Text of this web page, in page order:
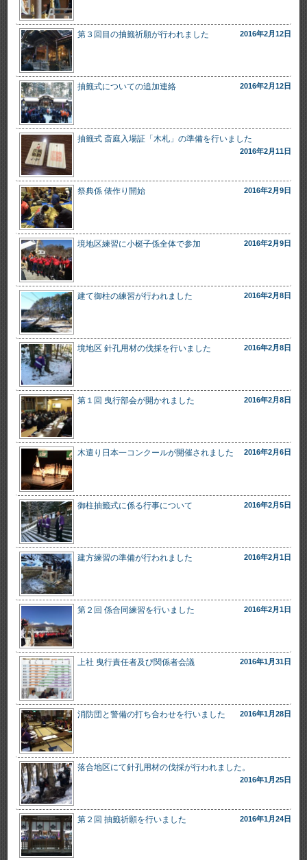
第３回目の抽籤祈願が行われました 2016年2月12日
抽籤式についての追加連絡 2016年2月12日
抽籤式 斎庭入場証「木札」の準備を行いました
2016年2月11日
祭典係 俵作り開始 2016年2月9日
境地区練習に小梃子係全体で参加 2016年2月9日
建て御柱の練習が行われました 2016年2月8日
境地区 針孔用材の伐採を行いました 2016年2月8日
第１回 曳行部会が開かれました 2016年2月8日
木遣り日本一コンクールが開催されました 2016年2月6日
御柱抽籤式に係る行事について 2016年2月5日
建方練習の準備が行われました 2016年2月1日
第２回 係合同練習を行いました 2016年2月1日
上社 曳行責任者及び関係者会議 2016年1月31日
消防団と警備の打ち合わせを行いました 2016年1月28日
落合地区にて針孔用材の伐採が行われました。
2016年1月25日
第２回 抽籤祈願を行いました 2016年1月24日